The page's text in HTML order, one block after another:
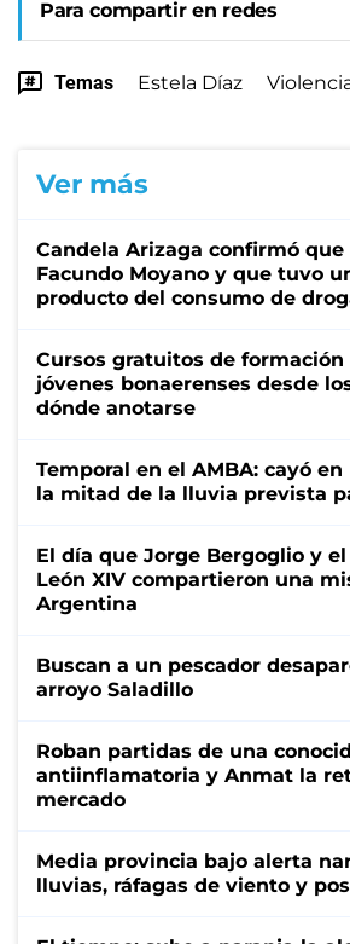
Para compartir en redes
Temas Estela Díaz
Ver más
Candela Arizaga confirmó que
Facundo Moyano y que tuvo
producto del consumo de
Cursos gratuitos de formación
jóvenes bonaerenses desde
dónde anotarse
Temporal en el AMBA: cayó
la mitad de la lluvia prevista
El día que Jorge Bergoglio y
León XIV compartieron una
Argentina
Buscan a un pescador
arroyo Saladillo
Roban partidas de una
antiinflamatoria y Anmat la
mercado
Media provincia bajo alerta
lluvias, ráfagas de viento y